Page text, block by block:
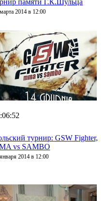
2014 в 12:00
турнир: GSW Fighter,
vs SAMBO
2014 в 12:00